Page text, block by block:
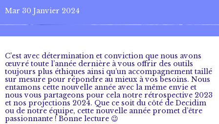
Mar 30 Janvier 2024
C’est avec détermination et conviction que nous avons
œuvré toute l’année dernière à vous offrir des outils
toujours plus éthiques ainsi qu’un accompagnement taillé
sur mesure pour répondre au mieux à vos besoins. Nous
entamons cette nouvelle année avec la même envie et
nous vous partageons pour cela notre rétrospective 2023
et nos projections 2024. Que ce soit du côté de Decidim
ou de notre équipe, cette nouvelle année promet d’être
passionnante ! Bonne lecture 😉